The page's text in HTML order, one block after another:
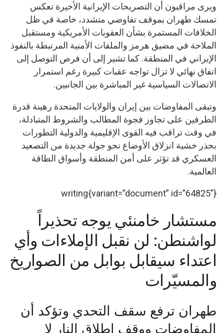
ويرى مراقبون أن التصريحات الإيرانية الأخيرة تعكس
تمسك طهران بموقف تفاوضي متشدد، خاصة في ظل
الخلافات المستمرة بشأن العقوبات الأمريكية ومستقبل
الملاحة في مضيق هرمز والملفات الأمنية المرتبطة بالنفوذ
الإيراني في المنطقة. كما تشير إلى أن فرص التوصل إلى
اتفاق نهائي لا تزال تواجه عقبات كبيرة رغم استمرار
الاتصالات السياسية غير المباشرة بين الجانبين.
وتبقى المفاوضات بين إيران والولايات المتحدة رهينة قدرة
الطرفين على تجاوز فجوة المطالب والشروط المتبادلة،
في وقت تراقب فيه القوى الإقليمية والدولية التطورات
بحذر خشية انزلاق الأوضاع نحو جولة جديدة من التصعيد
العسكري قد تؤثر على أمن المنطقة وأسواق الطاقة
العالمية.
writing{variant=”document” id=”64825″}
مستشار خامنئي يوجه تحذيراً
لواشنطن: لن نقبل الإملاءات وأي
اعتداء سيقابل بوابل من الصواريخ
والمسيّرات
طهران ترفع سقف التحدي وتؤكد أن
المفاوضات ووقف إطلاق النار لا